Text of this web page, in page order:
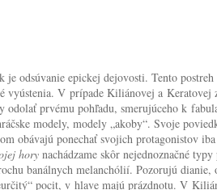
epickej dejovosti. Tento
vyústenia. V prípade Kiliánovej a
prvému pohľadu, smerujúceho k
modely, modely „akoby“. Svoje
obávajú ponechať svojich protagonistov
hory nachádzame skôr nejednoznačné
banálnych melanchólií. Pozorujú
pocit, v hlave majú prázdnotu. V